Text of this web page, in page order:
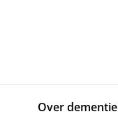
Over dementie